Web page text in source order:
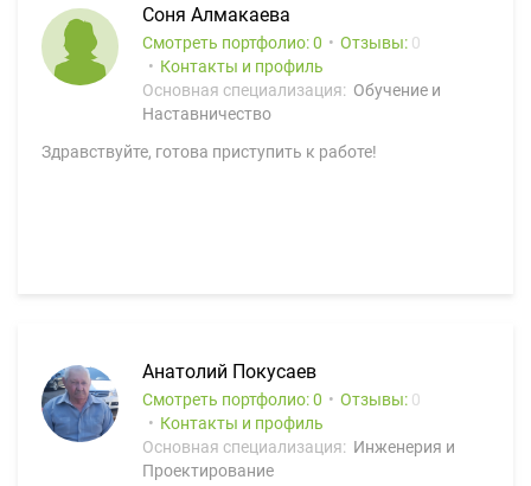
Соня Алмакаева
Смотреть портфолио: 0 Отзывы: 0
Контакты и профиль
Основная специализация: Обучение и
Наставничество
Здравствуйте, готова приступить к работе!
Анатолий Покусаев
Смотреть портфолио: 0 Отзывы: 0
Контакты и профиль
Основная специализация: Инженерия и
Проектирование